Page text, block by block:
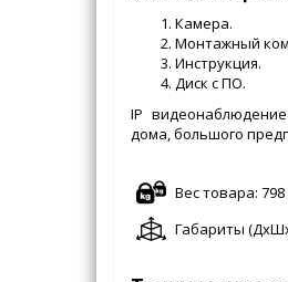
Камера.
Монтажный
Инструкция.
Диск с ПО.
IP
дома, большого
Вес товара: 798
Габариты